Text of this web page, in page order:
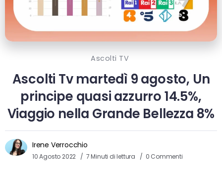
Ascolti TV
Ascolti Tv martedì 9 agosto, Un
principe quasi azzurro 14.5%,
Viaggio nella Grande Bellezza 8%
Irene Verrocchio
10 Agosto 2022 7 Minuti di lettura 0 Commenti